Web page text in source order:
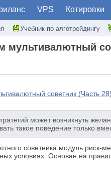
VPS Котировки
Учебник по алготрейдингу
мультивалютный
советник (Часть
может возникнуть
такое поведение только
советника модуль риск-
условиях. Основан на